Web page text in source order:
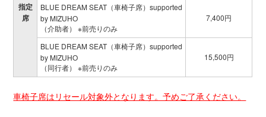
指定
席
BLUE DREAM SEAT（車椅子席）supported
by MIZUHO
（介助者） ※前売りのみ
7,400円
BLUE DREAM SEAT（車椅子席）supported
by MIZUHO
（同行者） ※前売りのみ
15,500円
車椅子席はリセール対象外となります。予めご了承ください。